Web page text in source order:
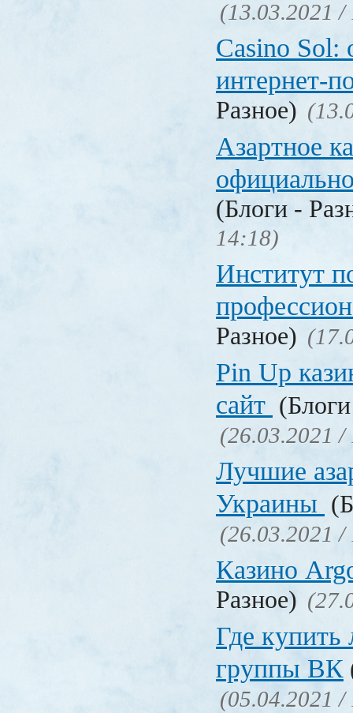
(13.03.2021 /
Casino Sol:
интернет-
Разное)
Азартное
(Блоги -
14:18)
Институт
Разное)
Pin Up
сайт
(26.03.2021 /
Лучшие
Украины
(26.03.2021 /
Казино
Разное)
Где купить
группы ВК
(05.04.2021 /